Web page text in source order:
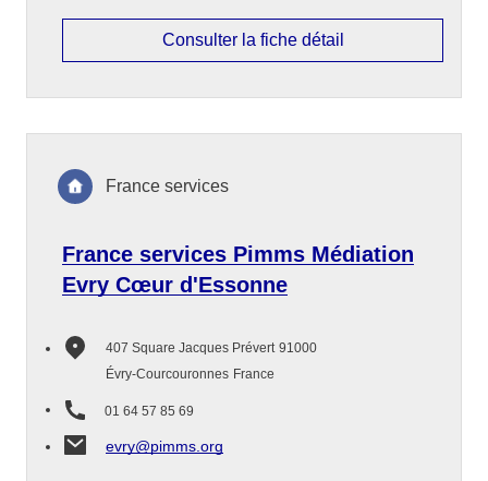
Consulter la fiche détail
France services Pimms Médiation
Evry Cœur d'Essonne
407 Square Jacques Prévert 91000
Évry-Courcouronnes France
01 64 57 85 69
evry@pimms.org
France services